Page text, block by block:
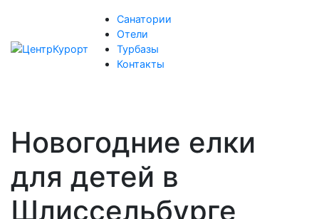
Санатории
Отели
Турбазы
Контакты
Новогодние елки
для детей в
Шлиссельбурге